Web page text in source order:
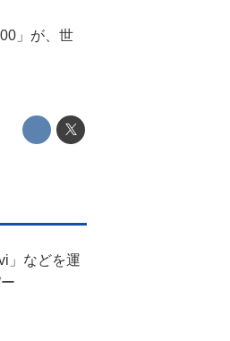
」が、世
」などを運